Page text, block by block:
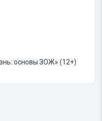
основы ЗОЖ» (12+)